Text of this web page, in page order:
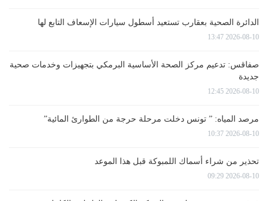
الدائرة الصحية بعقارب تستعيد أسطول سيارات الإسعاف التابع لها
2026-08-10 13:47
صفاقس: تدعيم مركز الصحة الأساسية البرمكي بتجهيزات وخدمات صحية
جديدة
2026-08-10 12:45
مرصد المياه: ” تونس دخلت مرحلة حرجة من الطوارئ المائية”
2026-08-10 10:37
تحذير من شراء أسماك اللمبوكة قبل هذا الموعد
2026-08-10 09:29